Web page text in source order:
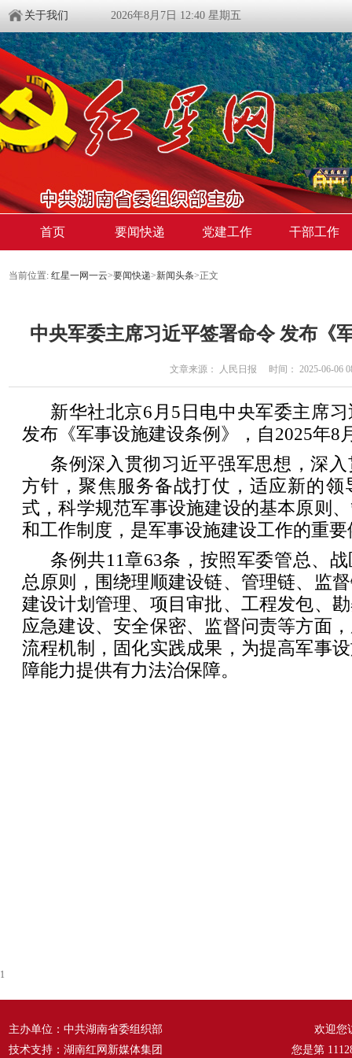
关于我们 2026年8月7日 12:40 星期五
首页 要闻快递 党建工作 干部工作
当前位置: 红星一网一云>要闻快递>新闻头条>正文
中央军委主席习近平签署命令 发布《
文章来源： 人民日报 时间： 2025-06-06
新华社北京6月5日电中央军委主席
发布《军事设施建设条例》，自2025年8
条例深入贯彻习近平强军思想，深
方针，聚焦服务备战打仗，适应新的领
式，科学规范军事设施建设的基本原则
和工作制度，是军事设施建设工作的重要
条例共11章63条，按照军委管总、
总原则，围绕理顺建设链、管理链、监
建设计划管理、项目审批、工程发包、
应急建设、安全保密、监督问责等方面，
流程机制，固化实践成果，为提高军事
障能力提供有力法治保障。
1
主办单位：中共湖南省委组织部
技术支持：湖南红网新媒体集团
欢迎您
您是第